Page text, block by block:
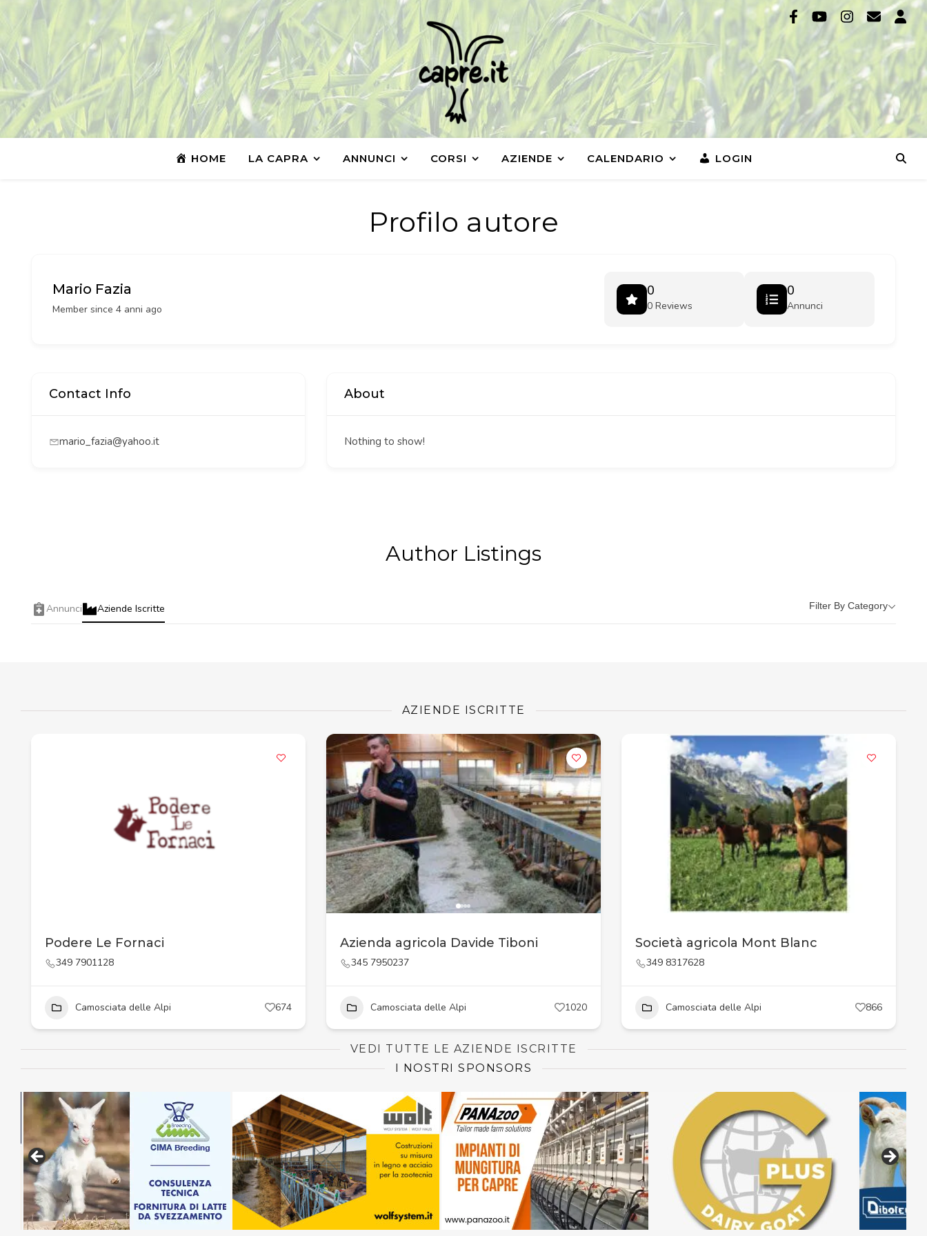
HOME LA CAPRA ANNUNCI CORSI AZIENDE CALENDARIO LOGIN
Profilo autore
Mario Fazia
Member since 4 anni ago
0
0 Reviews
0
Annunci
Contact Info
mario_fazia@yahoo.it
About
Nothing to show!
Author Listings
Annunci Aziende Iscritte Filter By Category
AZIENDE ISCRITTE
Podere Le Fornaci
349 7901128
Camosciata delle Alpi 674
Azienda agricola Davide Tiboni
345 7950237
Camosciata delle Alpi 1020
Società agricola Mont Blanc
349 8317628
Camosciata delle Alpi 866
VEDI TUTTE LE AZIENDE ISCRITTE
I NOSTRI SPONSORS